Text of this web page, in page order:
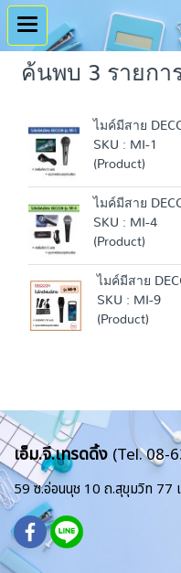
ค้นพบ 3 รายกา
ไมค์มีสาย
SKU : MI-1
(Product)
ไมค์มีสาย
SKU : MI-4
(Product)
ไมค์มีสาย
SKU : MI-9
(Product)
เอ็ม.จี.เทรดดิ้ง (Tel. 08-
59 ซ.อ่อนนุช 10 ถ.สุขุมวิท 77